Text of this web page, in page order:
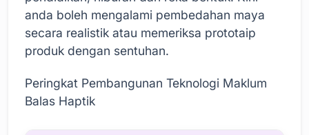
anda boleh mengalami pembedahan maya
secara realistik atau memeriksa prototaip
produk dengan sentuhan.
Peringkat Pembangunan Teknologi Maklum
Balas Haptik